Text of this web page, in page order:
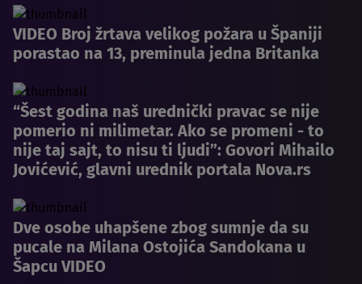
VIDEO Broj žrtava velikog požara u Španiji
porastao na 13, preminula jedna Britanka
“Šest godina naš urednički pravac se nije
pomerio ni milimetar. Ako se promeni - to
nije taj sajt, to nisu ti ljudi”: Govori Mihailo
Jovićević, glavni urednik portala Nova.rs
Dve osobe uhapšene zbog sumnje da su
pucale na Milana Ostojića Sandokana u
Šapcu VIDEO